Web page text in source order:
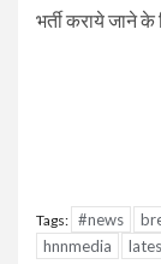
भर्ती कराये जाने के
Tags: #news
hnnmedia